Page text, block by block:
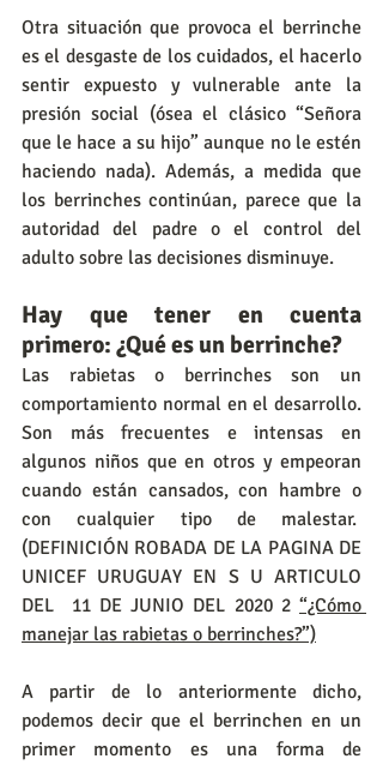
Otra situación que provoca el berrinche
es el desgaste de los cuidados, el hacerlo
sentir expuesto y vulnerable ante la
presión social (ósea el clásico “Señora
que le hace a su hijo” aunque no le estén
haciendo nada). Además, a medida que
los berrinches continúan, parece que la
autoridad del padre o el control del
adulto sobre las decisiones disminuye.
Hay que tener en cuenta
primero: ¿Qué es un berrinche?
Las rabietas o berrinches son un
comportamiento normal en el desarrollo.
Son más frecuentes e intensas en
algunos niños que en otros y empeoran
cuando están cansados, con hambre o
con cualquier tipo de malestar.
(DEFINICIÓN ROBADA DE LA PAGINA DE
UNICEF URUGUAY EN S U ARTICULO
DEL  11 DE JUNIO DEL 2020 2 “¿Cómo
manejar las rabietas o berrinches?”)
A partir de lo anteriormente dicho,
podemos decir que el berrinchen en un
primer momento es una forma de